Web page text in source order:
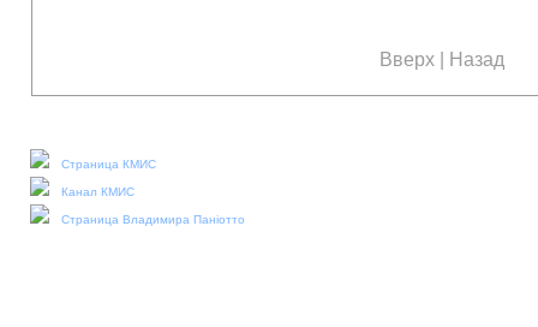
Вверх| Назад
Страница КМИС
Канал КМИС
Страница Владимира Паніотто